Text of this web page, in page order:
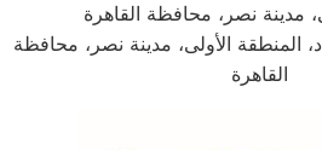
مدينة نصر، محافظة القاهرة
المنطقة الأولى، مدينة نصر، محافظة
القاهرة